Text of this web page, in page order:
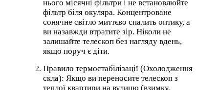
нього місячні фільтри і не встановлюйте
фільтр біля окуляра. Концентроване
сонячне світло миттєво спалить оптику, а
ви назавжди втратите зір. Ніколи не
залишайте телескоп без нагляду вдень,
якщо поруч є діти.
Правило термостабілізації (Охолодження
скла): Якщо ви переносите телескоп з
теплої квартири на вулицю (взимку,